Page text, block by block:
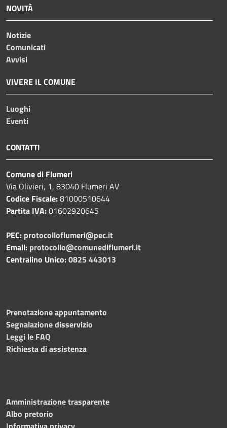
NOVITÀ
Notizie
Comunicati
Avvisi
VIVERE IL COMUNE
Luoghi
Eventi
CONTATTI
Comune di Flumeri
Via Olivieri, 1, 83040 Flumeri AV
Codice Fiscale:81000510644
Partita IVA:01602920645
PEC: protocolloflumeri@pec.it
Email: protocollo@comunediflumeri.it
Centralino Unico:0825 443013
Prenotazione appuntamento
Segnalazione disservizio
Leggi le FAQ
Richiesta di assistenza
Amministrazione trasparente
Albo pretorio